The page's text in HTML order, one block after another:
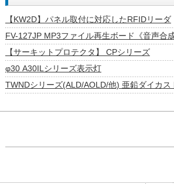
【KW2D】パネル取付に対応したRFIDリーダ
FV-127JP MP3ファイル再生ボード《音声合成
【サーキットプロテクタ】 CPシリーズ
φ30 A30ILシリーズ表示灯
TWNDシリーズ(ALD/AOLD/他) 亜鉛ダイカス